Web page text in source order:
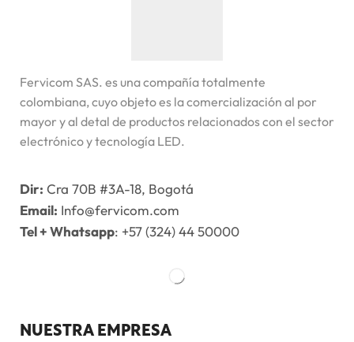
Fervicom SAS. es una compañía totalmente
colombiana, cuyo objeto es la comercialización al por
mayor y al detal de productos relacionados con el sector
electrónico y tecnología LED.
Dir: Cra 70B #3A-18, Bogotá
Email: Info@fervicom.com
Tel + Whatsapp: +57 (324) 44 50000
NUESTRA EMPRESA